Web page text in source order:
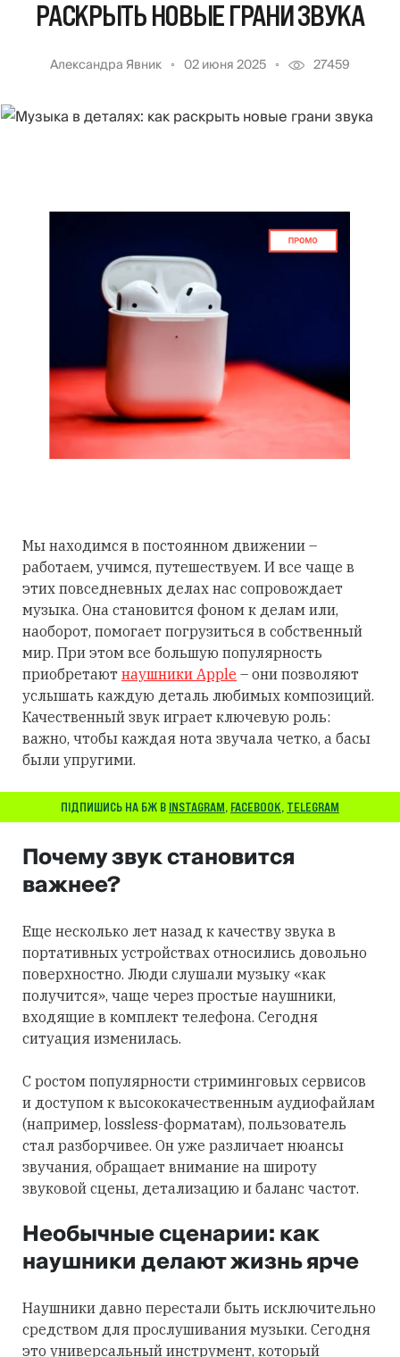
РАСКРЫТЬ НОВЫЕ ГРАНИ ЗВУКА
Александра Явник 02 июня 2025 27459
Мы находимся в постоянном движении –
работаем, учимся, путешествуем. И все чаще в
этих повседневных делах нас сопровождает
музыка. Она становится фоном к делам или,
наоборот, помогает погрузиться в собственный
мир. При этом все большую популярность
приобретают наушники Apple – они позволяют
услышать каждую деталь любимых композиций.
Качественный звук играет ключевую роль:
важно, чтобы каждая нота звучала четко, а басы
были упругими.
ПІДПИШИСЬ НА БЖ В INSTAGRAM, FACEBOOK, TELEGRAM
Почему звук становится
важнее?
Еще несколько лет назад к качеству звука в
портативных устройствах относились довольно
поверхностно. Люди слушали музыку «как
получится», чаще через простые наушники,
входящие в комплект телефона. Сегодня
ситуация изменилась.
С ростом популярности стриминговых сервисов
и доступом к высококачественным аудиофайлам
(например, lossless-форматам), пользователь
стал разборчивее. Он уже различает нюансы
звучания, обращает внимание на широту
звуковой сцены, детализацию и баланс частот.
Необычные сценарии: как
наушники делают жизнь ярче
Наушники давно перестали быть исключительно
средством для прослушивания музыки. Сегодня
это универсальный инструмент, который